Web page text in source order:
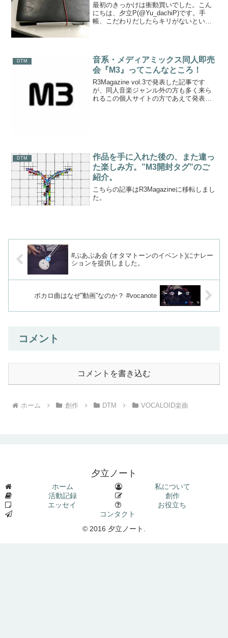
最初のきっかけは衝動買いでした。こん
にちは、夕立P(@Yu_dachiP)です。手
帳、こだわりだしたらキリがないという
DTM
音系・メディアミックス同人即売
会『M3』ってこんなところ！
R3Magazine vol.3で発表した記事です
が、同人音楽ジャンル外の方も多く来ら
れるこの個人サイトの方であえて発表し
DTM
作品を手に入れた後の、また違っ
た楽しみ方。”M3開封タグ”のご
紹介。
こちらの記事はR3Magazineに移転しまし
た。
#ぷあぷあ会 (オタマトーンのイベント)にナレー
ションを提供しました。
ボカロ曲はなぜ”動画”なのか？ #vocanote
コメント
コメントを書き込む
ホーム 創作 DTM VOCALOID楽曲
夕立ノート
ホーム
私について
活動記録
創作
エッセイ
お役立ち
コンタクト
© 2016 夕立ノート.